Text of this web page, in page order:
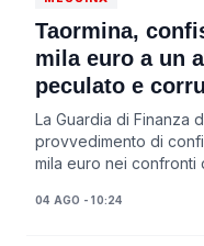
Taormina,
mila euro a un
peculato e
La Guardia di Finanza
provvedimento di
mila euro nei confronti
04 AGO - 10:24